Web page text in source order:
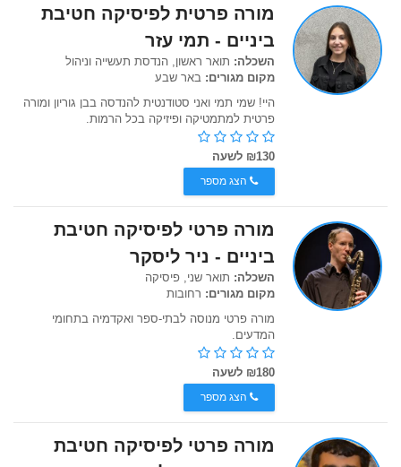
מורה פרטית לפיסיקה חטיבת
ביניים - תמי עזר
השכלה: תואר ראשון, הנדסת תעשייה וניהול
מקום מגורים: באר שבע
היי! שמי תמי ואני סטודנטית להנדסה בבן גוריון ומורה
פרטית למתמטיקה ופיזיקה בכל הרמות.
₪130 לשעה
הצג מספר
מורה פרטי לפיסיקה חטיבת
ביניים - ניר ליסקר
השכלה: תואר שני, פיסיקה
מקום מגורים: רחובות
מורה פרטי מנוסה לבתי-ספר ואקדמיה בתחומי
המדעים.
₪180 לשעה
הצג מספר
מורה פרטי לפיסיקה חטיבת